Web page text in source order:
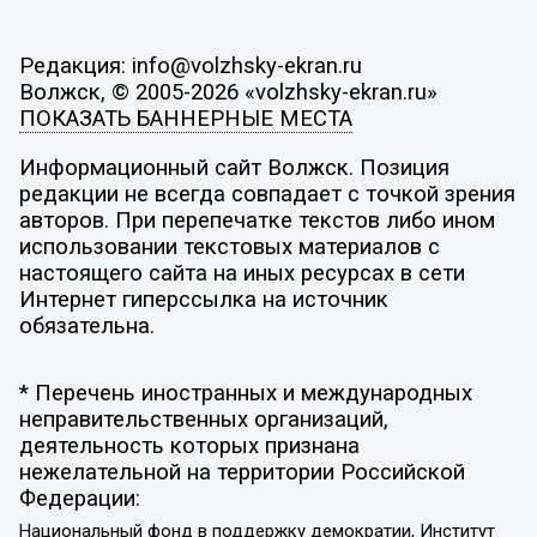
Редакция: info@volzhsky-ekran.ru
Волжск, © 2005-2026 «volzhsky-ekran.ru»
ПОКАЗАТЬ БАННЕРНЫЕ МЕСТА
Информационный сайт Волжск. Позиция
редакции не всегда совпадает с точкой зрения
авторов. При перепечатке текстов либо ином
использовании текстовых материалов с
настоящего сайта на иных ресурсах в сети
Интернет гиперссылка на источник
обязательна.
* Перечень иностранных и международных
неправительственных организаций,
деятельность которых признана
нежелательной на территории Российской
Федерации:
Национальный фонд в поддержку демократии, Институт